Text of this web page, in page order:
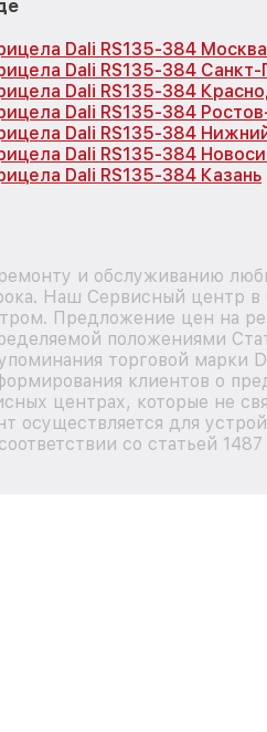
Dali RS135-384 Москва
Dali RS135-384
Dali RS135-384
Dali RS135-384
Dali RS135-384
Dali RS135-384
Dali RS135-384 Казань
и обслуживанию
Наш Сервисный центр в
Предложение цен на
положениями
торговой марки
клиентов о
центрах, которые не
осуществляется для
со статьей